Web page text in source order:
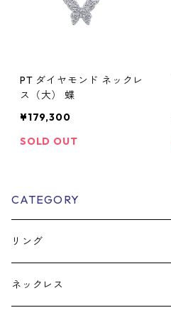
PT ダイヤモンド ネックレ
ス（大） 蝶
¥179,300
SOLD OUT
CATEGORY
リング
ネックレス